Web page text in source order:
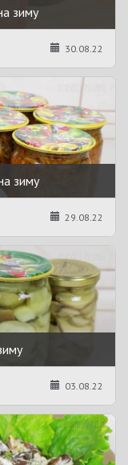
зиму
30.08.22
зиму
29.08.22
03.08.22